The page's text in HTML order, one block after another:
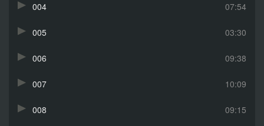
07:54
004
03:30
005
09:38
006
10:09
007
09:15
008